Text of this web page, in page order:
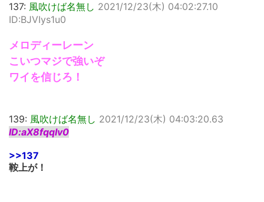
137: 風吹けば名無し 2021/12/23(木) 04:02:27.10
ID:BJVIys1u0
メロディーレーン
こいつマジで強いぞ
ワイを信じろ！
139: 風吹けば名無し 2021/12/23(木) 04:03:20.63
ID:aX8fqqIv0
>>137
鞍上が！